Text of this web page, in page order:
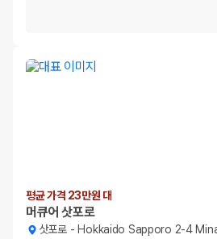
평균 가격 23만원 대
머큐어 삿포로
삿포로 - Hokkaido Sapporo 2-4